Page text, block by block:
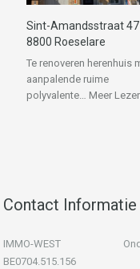
Sint-Amandsstraat
8800 Roeselare
Te renoveren herenhuis
aanpalende ruime
polyvalente… Meer
Contact Informatie
IMMO-WEST
BE0704.515.156